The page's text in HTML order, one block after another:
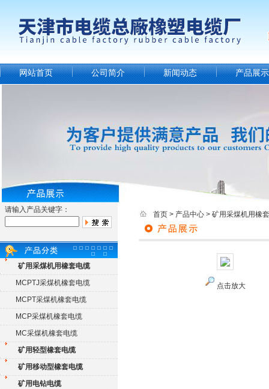
网站首页 公司简介 新闻动态 产品展示
请输入产品关键字：
矿用采煤机用橡套电缆
MCPTJ采煤机橡套电缆
MCPT采煤机橡套电缆
MCP采煤机橡套电缆
MC采煤机橡套电缆
矿用轻型橡套电缆
矿用移动型橡套电缆
矿用电钻电缆
首页 > 产品中心 > 矿用采煤机用橡
点击放大